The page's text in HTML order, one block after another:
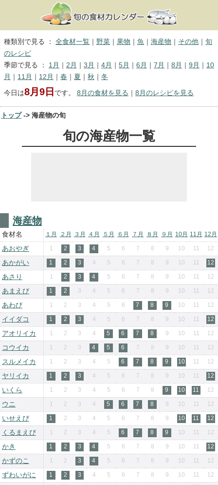
種類別で見る ： 全食材一覧 野菜 果物 魚 海産物 その他
旬
のレシピ
季節で見る ： 1月 2月 3月 4月 5月 6月 7月 8月 9月
10
月
11月 12月 春 夏 秋 冬
今日は8月9日 です。 8月の食材を見る 8月のレシピを見る
トップ-> 海産物の旬
旬の海産物一覧
海産物
食材名 １月 ２月 ３月 ４月 ５月 ６月 ７月 ８月 ９月 10月 11月 12月
あおやぎ 1 2 3 4 5 6 7 8 9 10 11 12
あかがい 1 2 3 4 5 6 7 8 9 10 11 12
あさり 1 2 3 4 5 6 7 8 9 10 11 12
あまえび 1 2 3 4 5 6 7 8 9 10 11 12
あわび 1 2 3 4 5 6 7 8 9 10 11 12
イイダコ 1 2 3 4 5 6 7 8 9 10 11 12
アオリイカ 1 2 3 4 5 6 7 8 9 10 11 12
コウイカ 1 2 3 4 5 6 7 8 9 10 11 12
スルメイカ 1 2 3 4 5 6 7 8 9 10 11 12
ヤリイカ 1 2 3 4 5 6 7 8 9 10 11 12
いくら 1 2 3 4 5 6 7 8 9 10 11 12
ウニ 1 2 3 4 5 6 7 8 9 10 11 12
いせえび 1 2 3 4 5 6 7 8 9 10 11 12
くるまえび 1 2 3 4 5 6 7 8 9 10 11 12
かき 1 2 3 4 5 6 7 8 9 10 11 12
かずのこ 1 2 3 4 5 6 7 8 9 10 11 12
ずわいがに 1 2 3 4 5 6 7 8 9 10 11 12